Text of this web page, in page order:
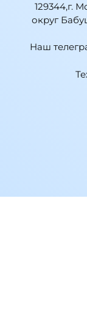
129344,г.
округ
Наш